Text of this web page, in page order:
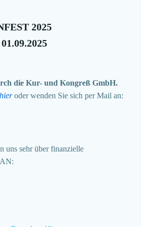
2025
die Kur- und Kongreß GmbH.
hieroder wenden Sie sich per Mail an:
uns sehr über finanzielle